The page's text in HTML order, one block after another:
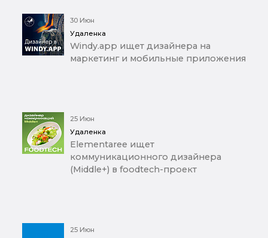
30 Июн
Удаленка
Windy.app ищет дизайнера на
маркетинг и мобильные приложения
25 Июн
Удаленка
Elementaree ищет
коммуникационного дизайнера
(Middle+) в foodtech-проект
25 Июн